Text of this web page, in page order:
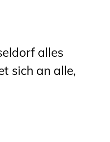
alles
sich an alle,